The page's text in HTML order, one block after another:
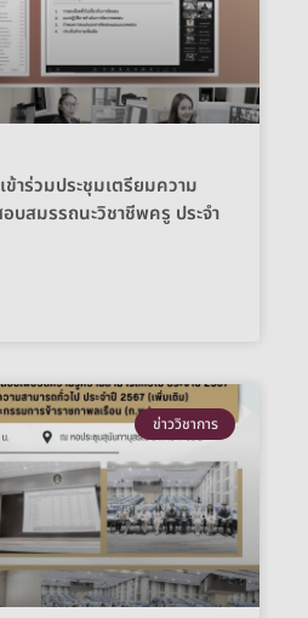
ข้าร่วมประชุมเตรียมความ
สมรรถนะวิชาชีพครู ประจำ
ข่าววิชาการ